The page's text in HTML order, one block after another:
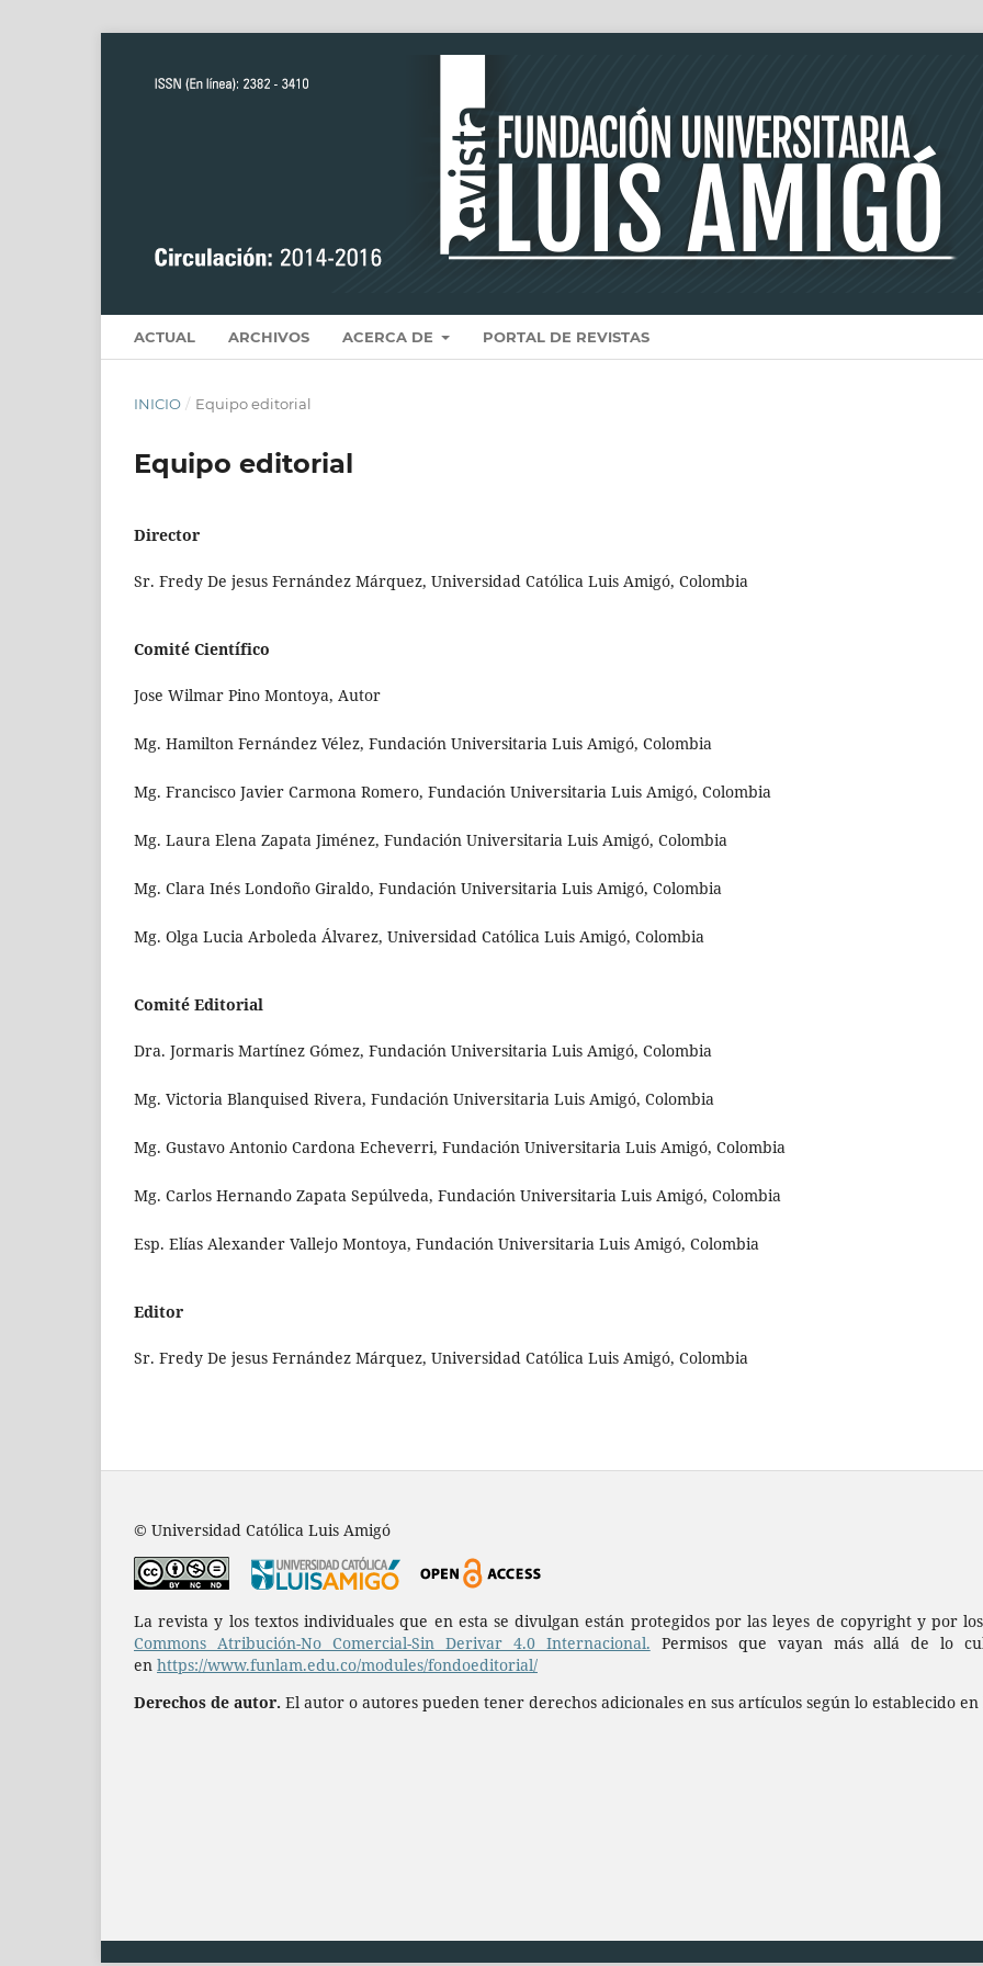
ACTUAL ARCHIVOS ACERCA DE PORTAL DE REVISTAS
INICIO / Equipo editorial
Equipo editorial
Director
Sr. Fredy De jesus Fernández Márquez, Universidad Católica Luis Amigó, Colombia
Comité Científico
Jose Wilmar Pino Montoya, Autor
Mg. Hamilton Fernández Vélez, Fundación Universitaria Luis Amigó, Colombia
Mg. Francisco Javier Carmona Romero, Fundación Universitaria Luis Amigó, Colombia
Mg. Laura Elena Zapata Jiménez, Fundación Universitaria Luis Amigó, Colombia
Mg. Clara Inés Londoño Giraldo, Fundación Universitaria Luis Amigó, Colombia
Mg. Olga Lucia Arboleda Álvarez, Universidad Católica Luis Amigó, Colombia
Comité Editorial
Dra. Jormaris Martínez Gómez, Fundación Universitaria Luis Amigó, Colombia
Mg. Victoria Blanquised Rivera, Fundación Universitaria Luis Amigó, Colombia
Mg. Gustavo Antonio Cardona Echeverri, Fundación Universitaria Luis Amigó, Colombia
Mg. Carlos Hernando Zapata Sepúlveda, Fundación Universitaria Luis Amigó, Colombia
Esp. Elías Alexander Vallejo Montoya, Fundación Universitaria Luis Amigó, Colombia
Editor
Sr. Fredy De jesus Fernández Márquez, Universidad Católica Luis Amigó, Colombia
© Universidad Católica Luis Amigó
La revista y los textos individuales que en esta se divulgan están protegidos por las leyes de copyright y por
Commons Atribución-No Comercial-Sin Derivar 4.0 Internacional. Permisos que vayan más allá de lo
en https://www.funlam.edu.co/modules/fondoeditorial/
Derechos de autor. El autor o autores pueden tener derechos adicionales en sus artículos según lo establecido